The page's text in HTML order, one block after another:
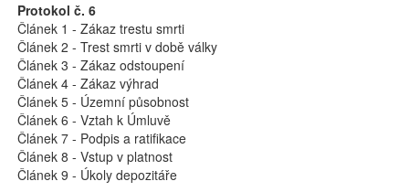
Protokol č. 6
Článek 1 - Zákaz trestu smrti
Článek 2 - Trest smrti v době války
Článek 3 - Zákaz odstoupení
Článek 4 - Zákaz výhrad
Článek 5 - Územní působnost
Článek 6 - Vztah k Úmluvě
Článek 7 - Podpis a ratifikace
Článek 8 - Vstup v platnost
Článek 9 - Úkoly depozitáře